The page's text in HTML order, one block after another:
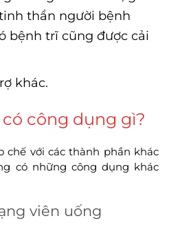
thần người bệnh
bệnh trĩ cũng được cải
khác.
công dụng gì?
chế với các thành phần khác
có những công dụng khác
viên uống